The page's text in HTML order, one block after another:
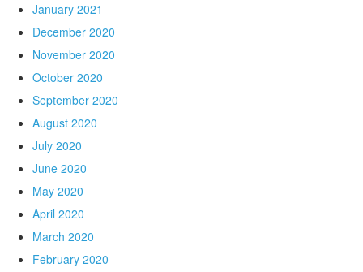
January 2021
December 2020
November 2020
October 2020
September 2020
August 2020
July 2020
June 2020
May 2020
April 2020
March 2020
February 2020